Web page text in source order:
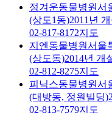
정겨운동물병원서
(상도1동)2011년
02-817-8172지도
지엔동물병원서울
(상도동)2014년 개
02-812-8275지도
피닉스동물병원서
(대방동, 정원빌딩)
02-813-7579지도